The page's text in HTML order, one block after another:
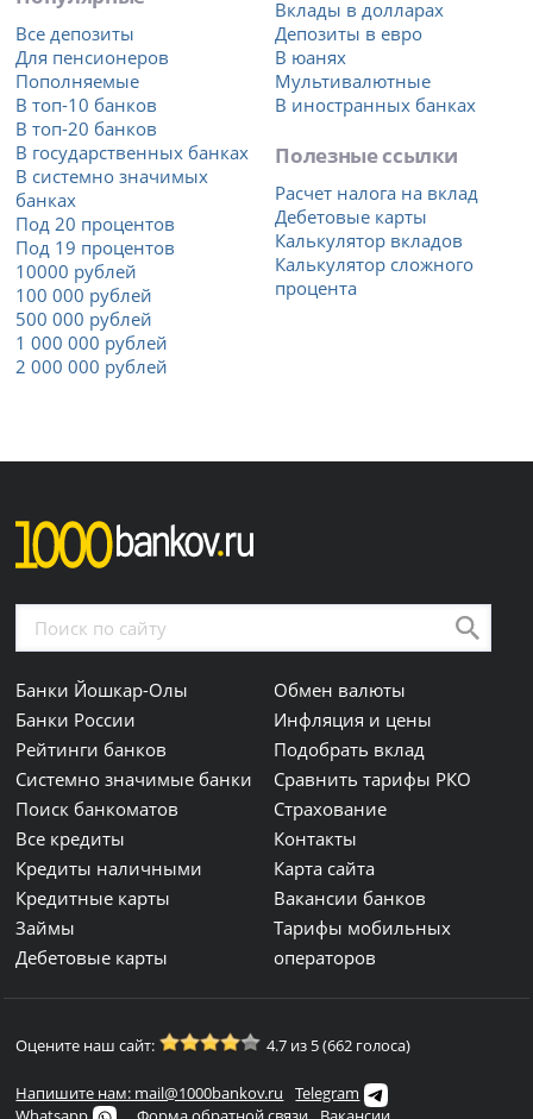
Все депозиты
Для пенсионеров
Пополняемые
В топ-10 банков
В топ-20 банков
В государственных банках
В системно значимых
банках
Под 20 процентов
Под 19 процентов
10000 рублей
100 000 рублей
500 000 рублей
1 000 000 рублей
2 000 000 рублей
Вклады в долларах
Депозиты в евро
В юанях
Мультивалютные
В иностранных банках
Полезные ссылки
Расчет налога на вклад
Дебетовые карты
Калькулятор вкладов
Калькулятор сложного
процента
Банки Йошкар-Олы
Банки России
Рейтинги банков
Системно значимые банки
Поиск банкоматов
Все кредиты
Кредиты наличными
Кредитные карты
Займы
Дебетовые карты
Обмен валюты
Инфляция и цены
Подобрать вклад
Сравнить тарифы РКО
Страхование
Контакты
Карта сайта
Вакансии банков
Тарифы мобильных
операторов
Оцените наш сайт: 4.7 из 5 (662 голоса)
Напишите нам: mail@1000bankov.ru
Telegram